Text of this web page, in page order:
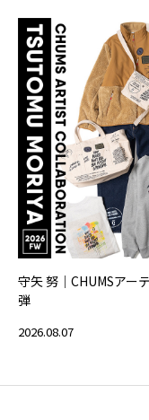
守矢 努｜CHUMSアー
弾
2026.08.07